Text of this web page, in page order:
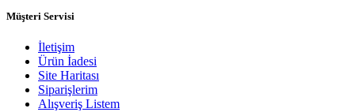
Müşteri Servisi
İletişim
Ürün İadesi
Site Haritası
Siparişlerim
Alışveriş Listem